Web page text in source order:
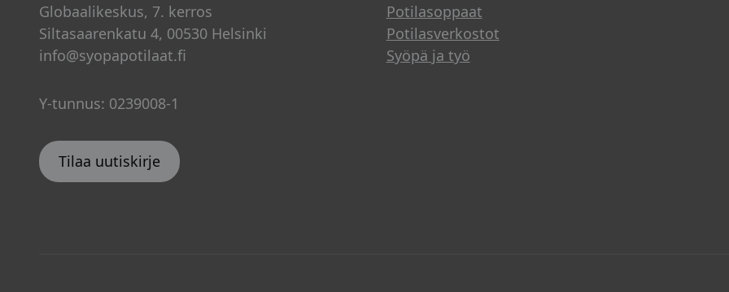
Globaalikeskus, 7. kerros
Siltasaarenkatu 4, 00530 Helsinki
info@syopapotilaat.fi
Y-tunnus: 0239008-1
Tilaa uutiskirje
Potilasoppaat
Potilasverkostot
Syöpä ja työ